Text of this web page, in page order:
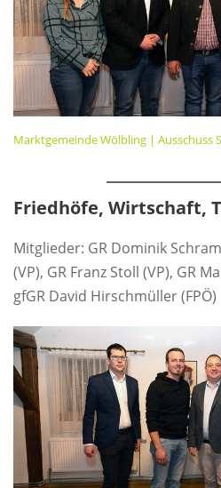
Marktgemeinde Wölbling | Ausschuss
Friedhöfe, Wirtschaft,
Mitglieder: GR Dominik
(VP), GR Franz Stoll (VP), GR
gfGR David Hirschmüller (FPÖ)